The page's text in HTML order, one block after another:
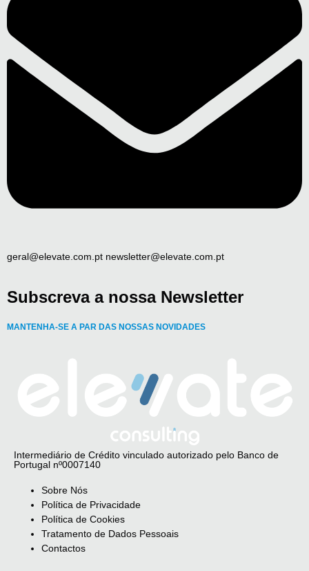
geral@elevate.com.pt newsletter@elevate.com.pt
Subscreva a nossa Newsletter
MANTENHA-SE A PAR DAS NOSSAS NOVIDADES
Intermediário de Crédito vinculado autorizado pelo Banco de
Portugal nº0007140
Sobre Nós
Política de Privacidade
Política de Cookies
Tratamento de Dados Pessoais
Contactos